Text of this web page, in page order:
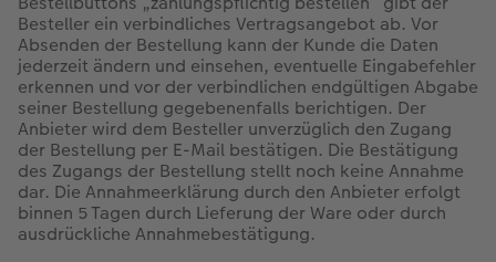
Besteller ein verbindliches Vertragsangebot ab. Vor
Absenden der Bestellung kann der Kunde die Daten
jederzeit ändern und einsehen, eventuelle Eingabefehler
erkennen und vor der verbindlichen endgültigen Abgabe
seiner Bestellung gegebenenfalls berichtigen. Der
Anbieter wird dem Besteller unverzüglich den Zugang
der Bestellung per E-Mail bestätigen. Die Bestätigung
des Zugangs der Bestellung stellt noch keine Annahme
dar. Die Annahmeerklärung durch den Anbieter erfolgt
binnen 5 Tagen durch Lieferung der Ware oder durch
ausdrückliche Annahmebestätigung.